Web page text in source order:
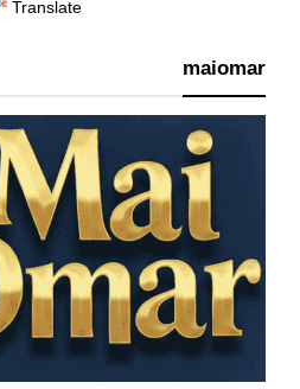
Translate
maiomar